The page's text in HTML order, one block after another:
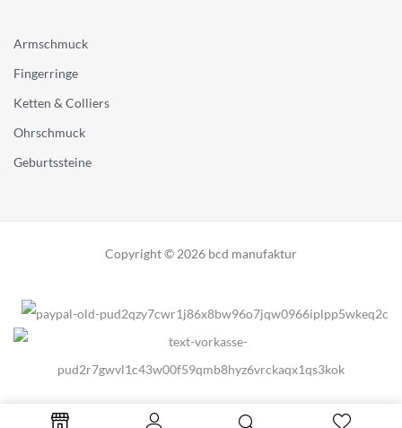
Armschmuck
Fingerringe
Ketten & Colliers
Ohrschmuck
Geburtssteine
Copyright © 2026 bcd manufaktur